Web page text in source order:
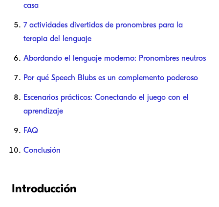
casa
7 actividades divertidas de pronombres para la
terapia del lenguaje
Abordando el lenguaje moderno: Pronombres neutros
Por qué Speech Blubs es un complemento poderoso
Escenarios prácticos: Conectando el juego con el
aprendizaje
FAQ
Conclusión
Introducción